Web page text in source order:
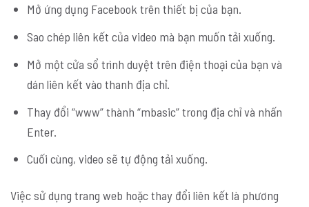
Mở ứng dụng Facebook trên thiết bị của bạn.
Sao chép liên kết của video mà bạn muốn tải xuống.
Mở một cửa sổ trình duyệt trên điện thoại của bạn và
dán liên kết vào thanh địa chỉ.
Thay đổi “www” thành “mbasic” trong địa chỉ và nhấn
Enter.
Cuối cùng, video sẽ tự động tải xuống.
Việc sử dụng trang web hoặc thay đổi liên kết là phương